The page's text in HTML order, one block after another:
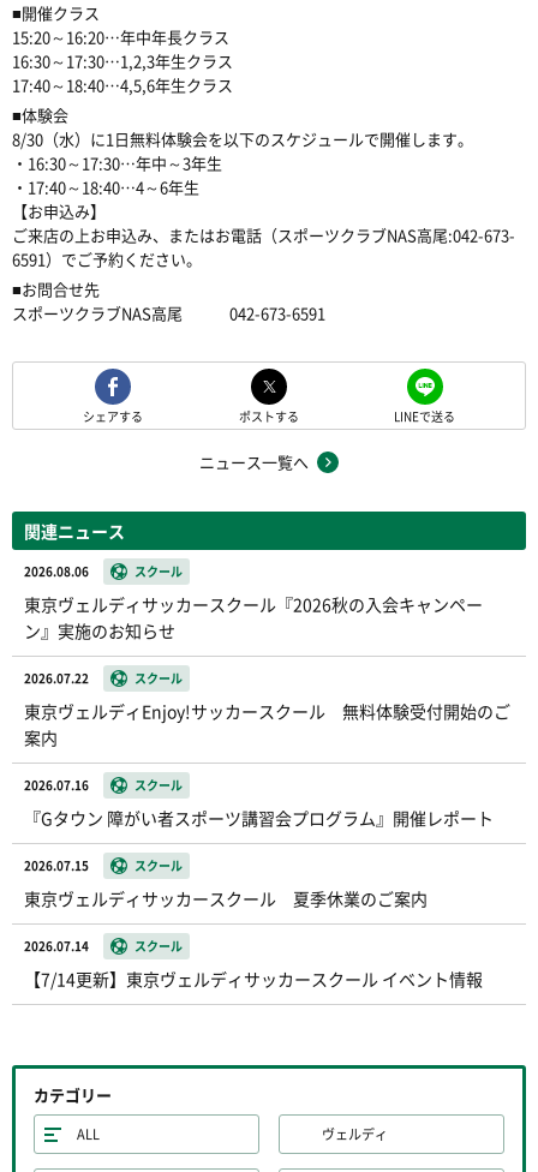
■開催クラス
15:20～16:20…年中年長クラス
16:30～17:30…1,2,3年生クラス
17:40～18:40…4,5,6年生クラス
■体験会
8/30（水）に1日無料体験会を以下のスケジュールで開催します。
・16:30～17:30…年中～3年生
・17:40～18:40…4～6年生
【お申込み】
ご来店の上お申込み、またはお電話（スポーツクラブNAS高尾:042-673-
6591）でご予約ください。
■お問合せ先
スポーツクラブNAS高尾 042-673-6591
シェアする ポストする LINEで送る
ニュース一覧へ
関連ニュース
2026.08.06 スクール
東京ヴェルディサッカースクール『2026秋の入会キャンペー
ン』実施のお知らせ
2026.07.22 スクール
東京ヴェルディEnjoy!サッカースクール 無料体験受付開始のご
案内
2026.07.16 スクール
『Gタウン 障がい者スポーツ講習会プログラム』開催レポート
2026.07.15 スクール
東京ヴェルディサッカースクール 夏季休業のご案内
2026.07.14 スクール
【7/14更新】東京ヴェルディサッカースクール イベント情報
カテゴリー
ALL ヴェルディ